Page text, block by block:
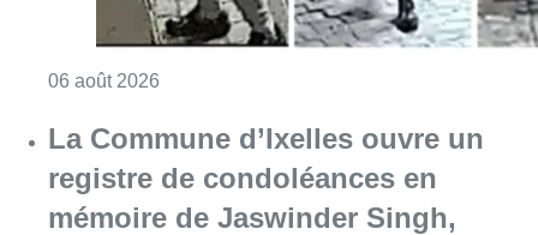
06 août 2026
La Commune d’Ixelles ouvre un
registre de condoléances en
mémoire de Jaswinder Singh,